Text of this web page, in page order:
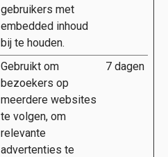
gebruikers met
embedded inhoud
bij te houden.
Gebruikt om
bezoekers op
meerdere websites
te volgen, om
relevante
advertenties te
7 dagen